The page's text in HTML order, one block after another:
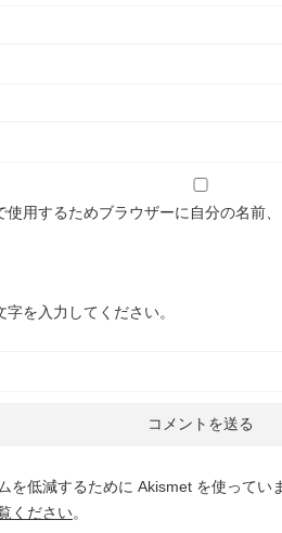
使用するためブラウザーに自分の名前
字を入力してください。
を低減するために Akismet を使ってい
ください。